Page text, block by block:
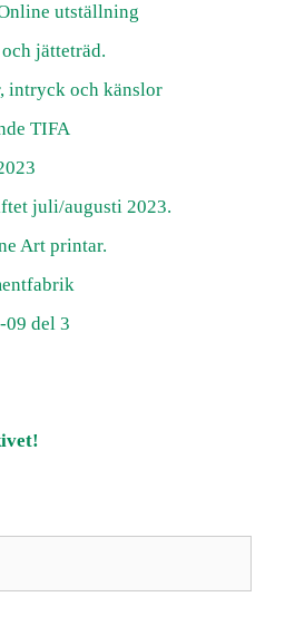
utställning
jätteträd.
intryck och känslor
TIFA
juli/augusti 2023.
Art printar.
09 del 3